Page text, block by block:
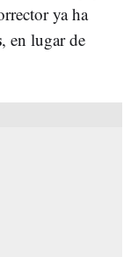
ya ha
, en lugar de